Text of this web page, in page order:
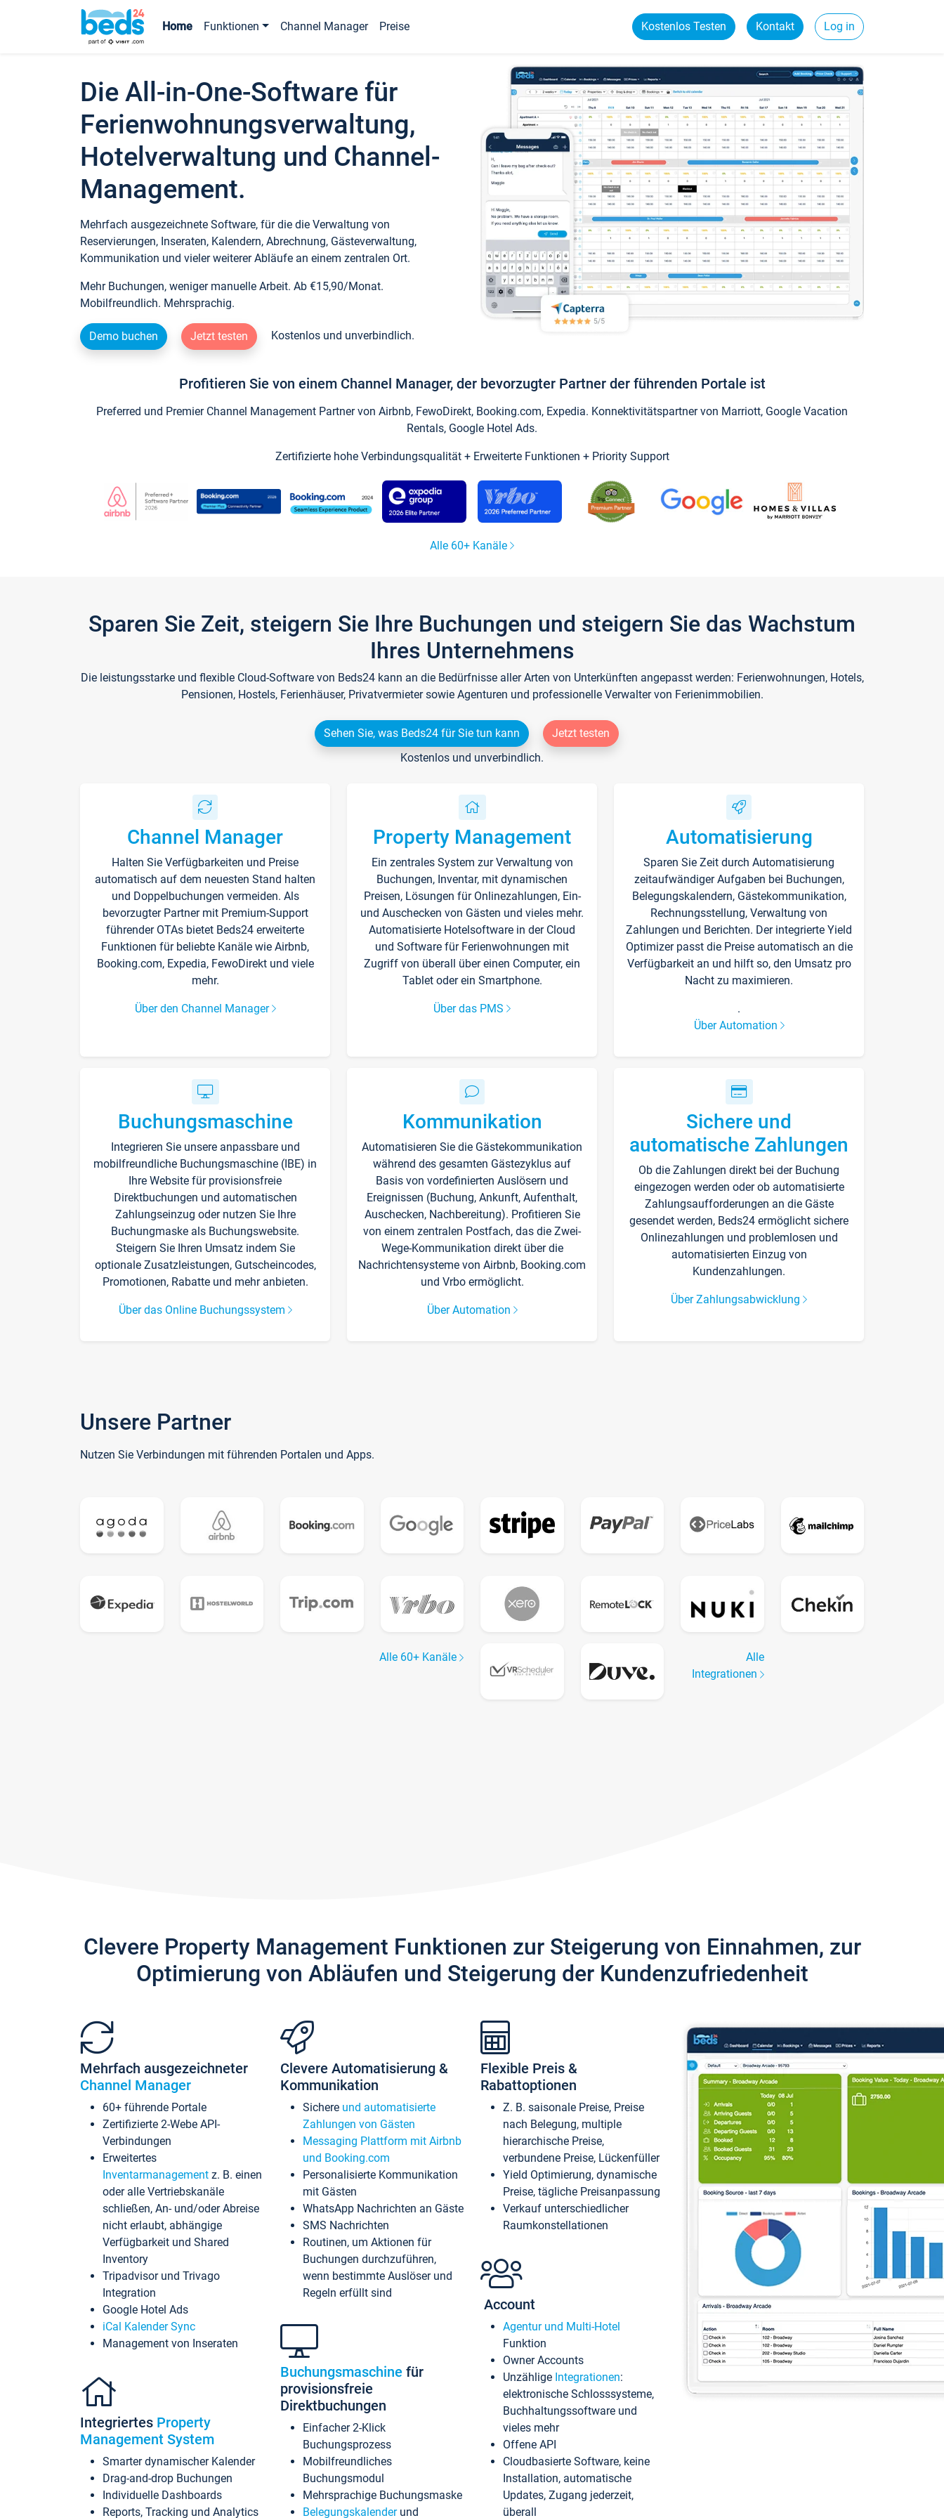
Home Funktionen Channel Manager Preise Kostenlos Testen Kontakt Log in
Die All-in-One-Software für
Ferienwohnungsverwaltung,
Hotelverwaltung und Channel-
Management.
Mehrfach ausgezeichnete Software, für die die Verwaltung von
Reservierungen, Inseraten, Kalendern, Abrechnung, Gästeverwaltung,
Kommunikation und vieler weiterer Abläufe an einem zentralen Ort.
Mehr Buchungen, weniger manuelle Arbeit. Ab €15,90/Monat.
Mobilfreundlich. Mehrsprachig.
Demo buchen Jetzt testen Kostenlos und unverbindlich.
Profitieren Sie von einem Channel Manager, der bevorzugter Partner der führenden Portale ist
Preferred und Premier Channel Management Partner von Airbnb, FewoDirekt, Booking.com, Expedia. Konnektivitätspartner von Marriott, Google Vacation
Rentals, Google Hotel Ads.
Zertifizierte hohe Verbindungsqualität + Erweiterte Funktionen + Priority Support
Alle 60+ Kanäle
Sparen Sie Zeit, steigern Sie Ihre Buchungen und steigern Sie das Wachstum
Ihres Unternehmens
Die leistungsstarke und flexible Cloud-Software von Beds24 kann an die Bedürfnisse aller Arten von Unterkünften angepasst werden: Ferienwohnungen, Hotels,
Pensionen, Hostels, Ferienhäuser, Privatvermieter sowie Agenturen und professionelle Verwalter von Ferienimmobilien.
Sehen Sie, was Beds24 für Sie tun kann
Jetzt testen
Kostenlos und unverbindlich.
Channel Manager
Halten Sie Verfügbarkeiten und Preise
automatisch auf dem neuesten Stand halten
und Doppelbuchungen vermeiden. Als
bevorzugter Partner mit Premium-Support
führender OTAs bietet Beds24 erweiterte
Funktionen für beliebte Kanäle wie Airbnb,
Booking.com, Expedia, FewoDirekt und viele
mehr.
Über den Channel Manager
Property Management
Ein zentrales System zur Verwaltung von
Buchungen, Inventar, mit dynamischen
Preisen, Lösungen für Onlinezahlungen, Ein-
und Auschecken von Gästen und vieles mehr.
Automatisierte Hotelsoftware in der Cloud
und Software für Ferienwohnungen mit
Zugriff von überall über einen Computer, ein
Tablet oder ein Smartphone.
Über das PMS
Automatisierung
Sparen Sie Zeit durch Automatisierung
zeitaufwändiger Aufgaben bei Buchungen,
Belegungskalendern, Gästekommunikation,
Rechnungsstellung, Verwaltung von
Zahlungen und Berichten. Der integrierte Yield
Optimizer passt die Preise automatisch an die
Verfügbarkeit an und hilft so, den Umsatz pro
Nacht zu maximieren.
.
Über Automation
Buchungsmaschine
Integrieren Sie unsere anpassbare und
mobilfreundliche Buchungsmaschine (IBE) in
Ihre Website für provisionsfreie
Direktbuchungen und automatischen
Zahlungseinzug oder nutzen Sie Ihre
Buchungmaske als Buchungswebsite.
Steigern Sie Ihren Umsatz indem Sie
optionale Zusatzleistungen, Gutscheincodes,
Promotionen, Rabatte und mehr anbieten.
Über das Online Buchungssystem
Kommunikation
Automatisieren Sie die Gästekommunikation
während des gesamten Gästezyklus auf
Basis von vordefinierten Auslösern und
Ereignissen (Buchung, Ankunft, Aufenthalt,
Auschecken, Nachbereitung). Profitieren Sie
von einem zentralen Postfach, das die Zwei-
Wege-Kommunikation direkt über die
Nachrichtensysteme von Airbnb, Booking.com
und Vrbo ermöglicht.
Über Automation
Sichere und
automatische Zahlungen
Ob die Zahlungen direkt bei der Buchung
eingezogen werden oder ob automatisierte
Zahlungsaufforderungen an die Gäste
gesendet werden, Beds24 ermöglicht sichere
Onlinezahlungen und problemlosen und
automatisierten Einzug von
Kundenzahlungen.
Über Zahlungsabwicklung
Unsere Partner
Nutzen Sie Verbindungen mit führenden Portalen und Apps.
Alle 60+ Kanäle
Alle
Integrationen
Clevere Property Management Funktionen zur Steigerung von Einnahmen, zur
Optimierung von Abläufen und Steigerung der Kundenzufriedenheit
Mehrfach ausgezeichneter
Channel Manager
60+ führende Portale
Zertifizierte 2-Webe API-
Verbindungen
Erweitertes
Inventarmanagement z. B. einen
oder alle Vertriebskanäle
schließen, An- und/oder Abreise
nicht erlaubt, abhängige
Verfügbarkeit und Shared
Inventory
Tripadvisor und Trivago
Integration
Google Hotel Ads
iCal Kalender Sync
Management von Inseraten
Integriertes Property
Management System
Smarter dynamischer Kalender
Drag-and-drop Buchungen
Individuelle Dashboards
Reports, Tracking und Analytics
Clevere Automatisierung &
Kommunikation
Sichere und automatisierte
Zahlungen von Gästen
Messaging Plattform mit Airbnb
und Booking.com
Personalisierte Kommunikation
mit Gästen
WhatsApp Nachrichten an Gäste
SMS Nachrichten
Routinen, um Aktionen für
Buchungen durchzuführen,
wenn bestimmte Auslöser und
Regeln erfüllt sind
Buchungsmaschine für
provisionsfreie
Direktbuchungen
Einfacher 2-Klick
Buchungsprozess
Mobilfreundliches
Buchungsmodul
Mehrsprachige Buchungsmaske
Belegungskalenderund
Flexible Preis &
Rabattoptionen
Z. B. saisonale Preise, Preise
nach Belegung, multiple
hierarchische Preise,
verbundene Preise, Lückenfüller
Yield Optimierung, dynamische
Preise, tägliche Preisanpassung
Verkauf unterschiedlicher
Raumkonstellationen
Account
Agentur und Multi-Hotel
Funktion
Owner Accounts
Unzählige Integrationen:
elektronische Schlosssysteme,
Buchhaltungssoftware und
vieles mehr
Offene API
Cloudbasierte Software, keine
Installation, automatische
Updates, Zugang jederzeit,
überall